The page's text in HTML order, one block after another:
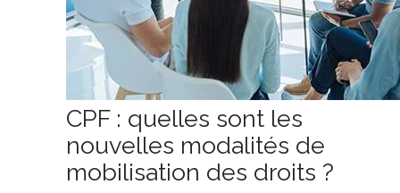
CPF : quelles sont les
nouvelles modalités de
mobilisation des droits ?